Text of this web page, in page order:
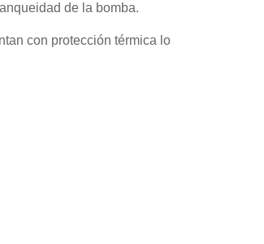
de la bomba.
con protección térmica lo